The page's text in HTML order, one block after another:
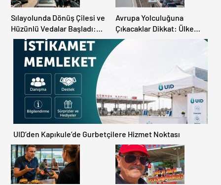
Sılayolunda Dönüş Çilesi ve
Hüzünlü Vedalar Başladı:
Kapıkule’de Yoğunluk
Artıyor!
Avrupa Yolculuğuna
Çıkacaklar Dikkat: Ülke
Ülke Güncel Trafik Kuralları,
Avrupa Otoyol Hız Limitleri
UID’den Kapıkule’de Gurbetçilere Hizmet Noktası